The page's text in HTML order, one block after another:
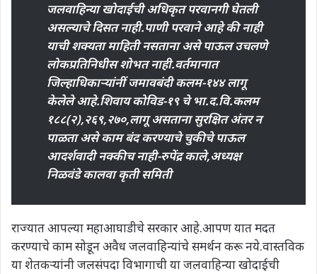
जलवाहिन्या खोदाईची अधिकृत परवानगी घेतली
असल्याचे दिसत नाही.पाणी परवाने आहे की नाही
याची शक्यता माहिती नसताना असे पाऊल उचलणे
लोकप्रतिनिधीस शोभत नाही.वर्तमानात
जिल्हाधिकाऱ्यांनीं जमावबंदी कलम-१४४ लागू
केलेले आहे.शिवाय कोविड-१९ चे भा.द.वि.कलम
१८८(२),२६९,२७०,लागू असताना सुरक्षित अंतर न
पाळता असे काम बंद करण्याचे चुकीचे पाऊल
आदर्शवादी नक्कीच नाही-रुपेंद्र काले,अध्यक्ष
निळवंडे कालवा कृती समिती
राज्यात आपल्या महाआघाडीचे सरकार आहे.आपण यात मदत
करण्याचे काम सोडून अवैध जलवाहिन्यांचे समर्थन करू नये.वास्तविक
या शेतकऱ्यांनी जलसंपदा विभागाची या जलवाहिन्या खोदाईची